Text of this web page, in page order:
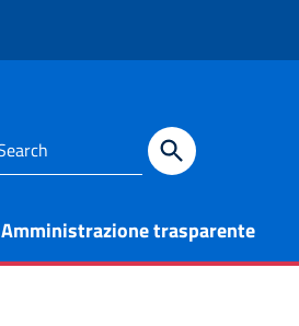
Amministrazione trasparente